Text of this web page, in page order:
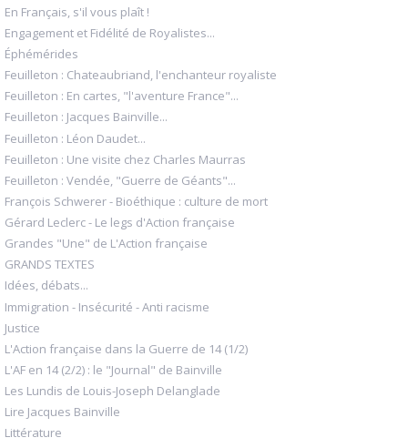
En Français, s'il vous plaît !
Engagement et Fidélité de Royalistes...
Éphémérides
Feuilleton : Chateaubriand, l'enchanteur royaliste
Feuilleton : En cartes, "l'aventure France"...
Feuilleton : Jacques Bainville...
Feuilleton : Léon Daudet...
Feuilleton : Une visite chez Charles Maurras
Feuilleton : Vendée, "Guerre de Géants"...
François Schwerer - Bioéthique : culture de mort
Gérard Leclerc - Le legs d'Action française
Grandes "Une" de L'Action française
GRANDS TEXTES
Idées, débats...
Immigration - Insécurité - Anti racisme
Justice
L'Action française dans la Guerre de 14 (1/2)
L'AF en 14 (2/2) : le "Journal" de Bainville
Les Lundis de Louis-Joseph Delanglade
Lire Jacques Bainville
Littérature